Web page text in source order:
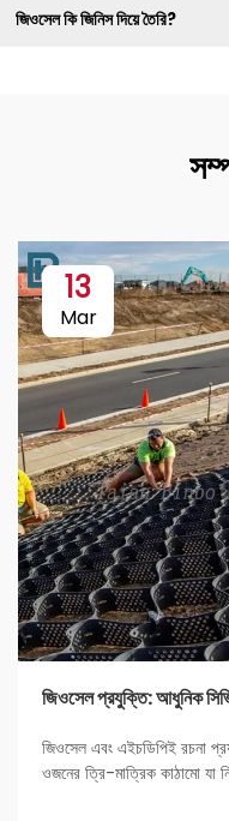
জিওসেল কি জিনিস দিয়ে তৈরি?
13
Mar
জিওসেল প্রযুক্তি: আধুনিক
জিওসেল এবং এইচডিপিই রচনা
ওজনের ত্রি-মাত্রিক কাঠামো যা